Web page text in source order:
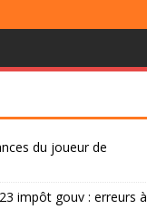
du joueur de
impôt gouv : erreurs à